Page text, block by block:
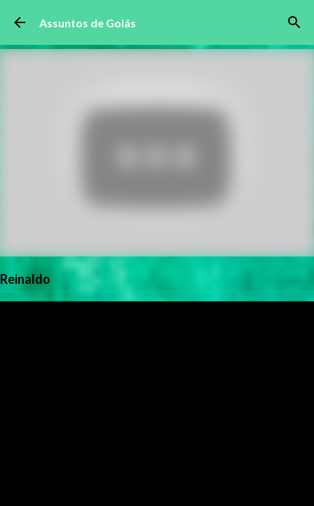
Pular para o conteúdo principal
Assuntos de Goiás
Reinaldo